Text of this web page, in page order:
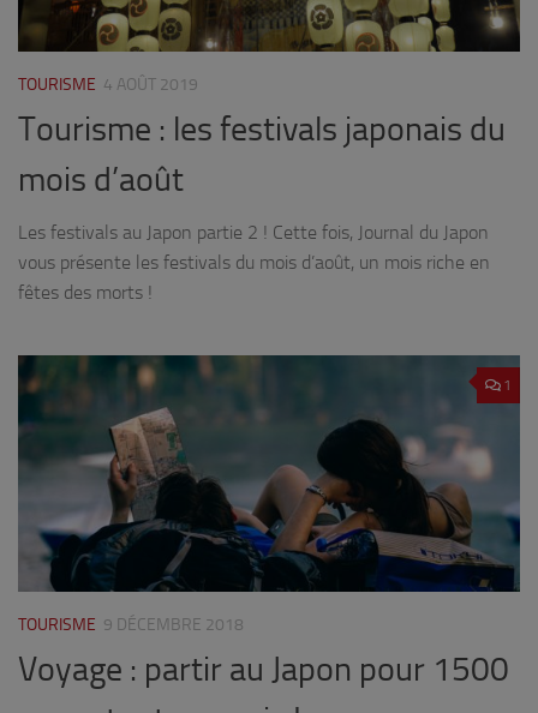
TOURISME 4 AOÛT 2019
Tourisme : les festivals japonais du
mois d’août
Les festivals au Japon partie 2 ! Cette fois, Journal du Japon
vous présente les festivals du mois d’août, un mois riche en
fêtes des morts !
1
TOURISME 9 DÉCEMBRE 2018
Voyage : partir au Japon pour 1500